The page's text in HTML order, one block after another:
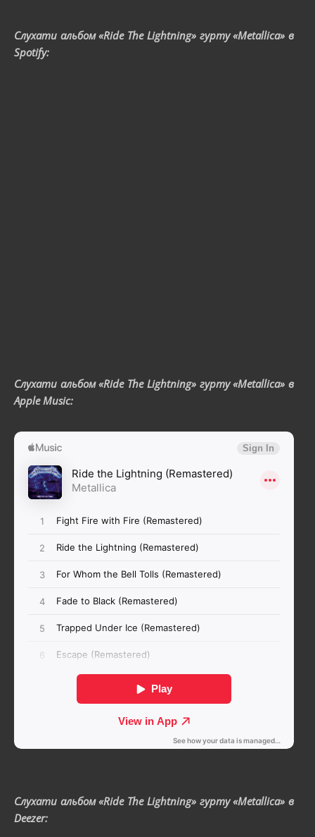
Слухати альбом «Ride The Lightning» гурту «Metallica» в
Spotify:
Слухати альбом «Ride The Lightning» гурту «Metallica» в
Apple Music:
Слухати альбом «Ride The Lightning» гурту «Metallica» в
Deezer: